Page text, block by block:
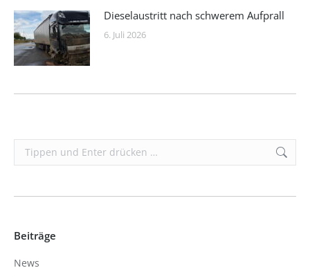
Dieselaustritt nach schwerem Aufprall
6. Juli 2026
Search:
Beiträge
News